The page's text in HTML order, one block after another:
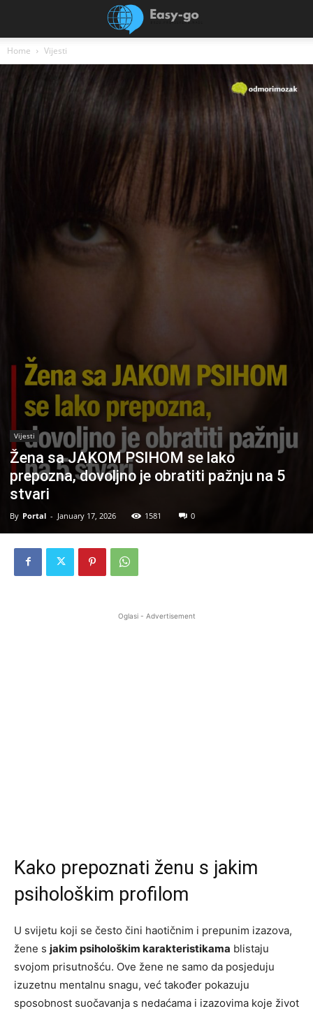
Home Vijesti
Vijesti
Žena sa JAKOM PSIHOM se lako
prepozna, dovoljno je obratiti pažnju na 5
stvari
By Portal - January 17, 2026 1581 0
Oglasi - Advertisement
Kako prepoznati ženu s jakim
psihološkim profilom
U svijetu koji se često čini haotičnim i prepunim izazova,
žene s jakim psihološkim karakteristikama blistaju
svojom prisutnošću. Ove žene ne samo da posjeduju
izuzetnu mentalnu snagu, već također pokazuju
sposobnost suočavanja s nedaćama i izazovima koje život